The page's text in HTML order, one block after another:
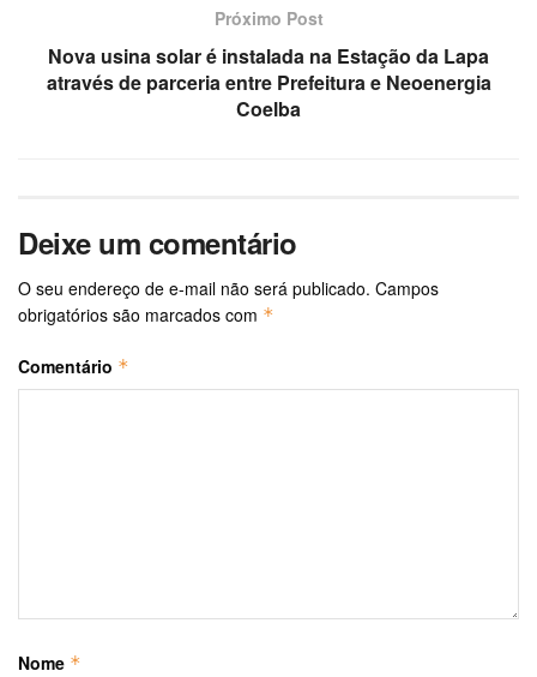
Próximo Post
Nova usina solar é instalada na Estação da Lapa
através de parceria entre Prefeitura e Neoenergia
Coelba
Deixe um comentário
O seu endereço de e-mail não será publicado. Campos
obrigatórios são marcados com *
Comentário *
Nome *